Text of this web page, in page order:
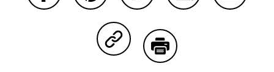
Partager sur Copy Link